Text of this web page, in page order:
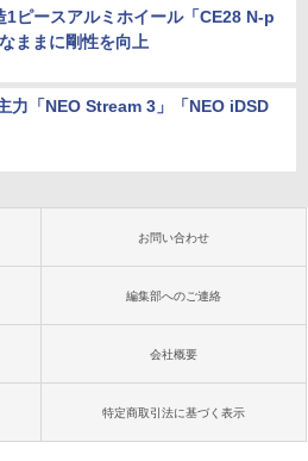
1ピースアルミホイール「CE28 N-p
ままに剛性を向上
力「NEO Stream 3」「NEO iDSD
お問い合わせ
編集部へのご連絡
会社概要
特定商取引法に基づく表示